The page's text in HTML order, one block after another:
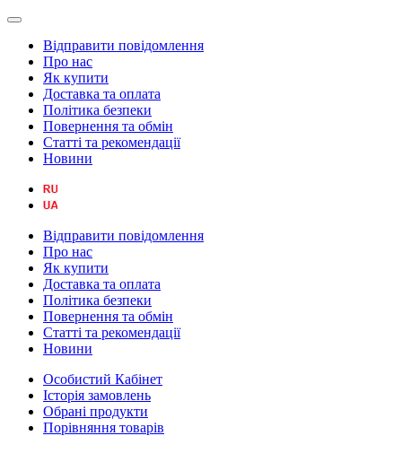
Відправити повідомлення
Про нас
Як купити
Доставка та оплата
Політика безпеки
Повернення та обмін
Статті та рекомендації
Новини
Відправити повідомлення
Про нас
Як купити
Доставка та оплата
Політика безпеки
Повернення та обмін
Статті та рекомендації
Новини
Особистий Кабінет
Історія замовлень
Обрані продукти
Порівняння товарів